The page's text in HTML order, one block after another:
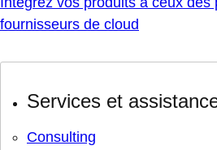
fournisseurs de cloud
Services et
Consulting